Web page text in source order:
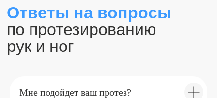
Мне подойдет ваш протез?